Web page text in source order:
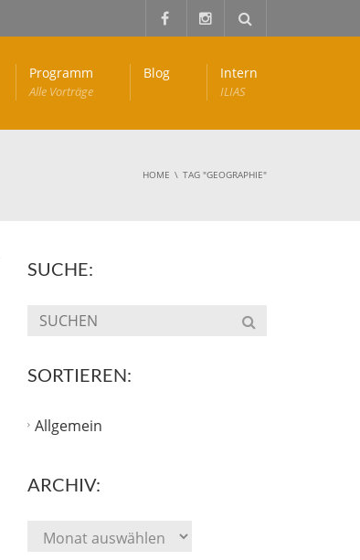
Programm
Alle Vorträge
Blog Intern
ILIAS
HOME TAG "GEOGRAPHIE"
SUCHE:
SORTIEREN:
Allgemein
ARCHIV: